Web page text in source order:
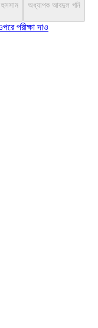
অধ্যাপক আবদুল গনি
পরীক্ষা দাও